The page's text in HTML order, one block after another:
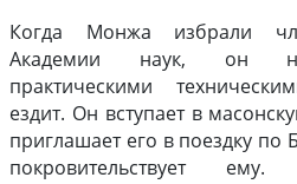
Когда Монжа избрали
Академии наук, он
практическими
ездит. Он вступает в
приглашает его в поездку
покровительствует